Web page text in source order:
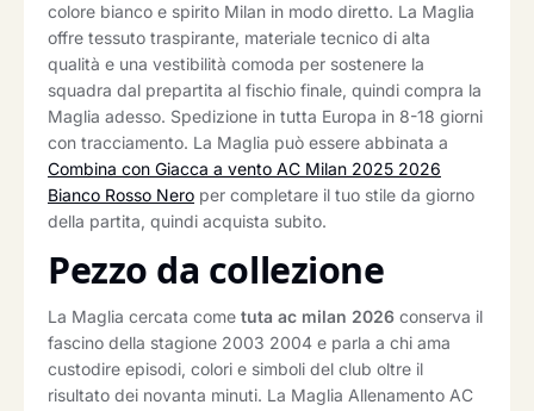
colore bianco e spirito Milan in modo diretto. La Maglia
offre tessuto traspirante, materiale tecnico di alta
qualità e una vestibilità comoda per sostenere la
squadra dal prepartita al fischio finale, quindi compra la
Maglia adesso. Spedizione in tutta Europa in 8-18 giorni
con tracciamento. La Maglia può essere abbinata a
Combina con Giacca a vento AC Milan 2025 2026
Bianco Rosso Nero per completare il tuo stile da giorno
della partita, quindi acquista subito.
Pezzo da collezione
La Maglia cercata come tuta ac milan 2026 conserva il
fascino della stagione 2003 2004 e parla a chi ama
custodire episodi, colori e simboli del club oltre il
risultato dei novanta minuti. La Maglia Allenamento AC